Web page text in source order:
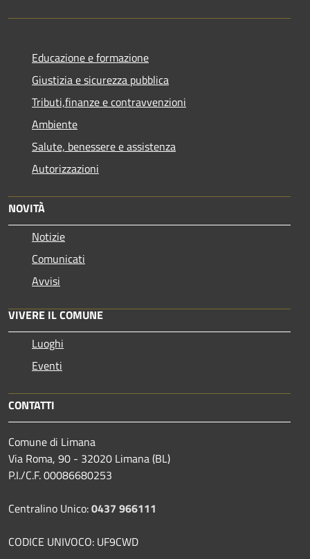
Educazione e formazione
Giustizia e sicurezza pubblica
Tributi,finanze e contravvenzioni
Ambiente
Salute, benessere e assistenza
Autorizzazioni
NOVITÀ
Notizie
Comunicati
Avvisi
VIVERE IL COMUNE
Luoghi
Eventi
CONTATTI
Comune di Limana
Via Roma, 90 - 32020 Limana (BL)
P.I./C.F. 00086680253
Centralino Unico:0437 966111
CODICE UNIVOCO: UF9CWD